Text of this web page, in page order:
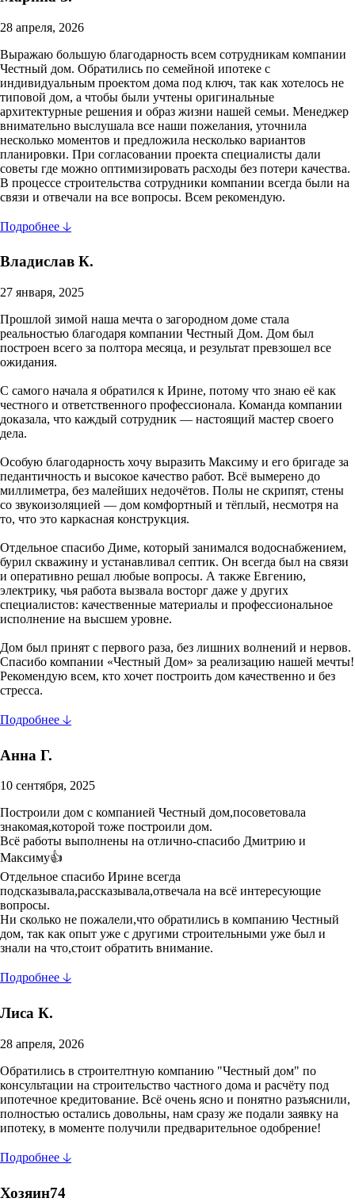
28 апреля, 2026
Выражаю большую благодарность всем сотрудникам компании
Честный дом. Обратились по семейной ипотеке с
индивидуальным проектом дома под ключ, так как хотелось не
типовой дом, а чтобы были учтены оригинальные
архитектурные решения и образ жизни нашей семьи. Менеджер
внимательно выслушала все наши пожелания, уточнила
несколько моментов и предложила несколько вариантов
планировки. При согласовании проекта специалисты дали
советы где можно оптимизировать расходы без потери качества.
В процессе строительства сотрудники компании всегда были на
связи и отвечали на все вопросы. Всем рекомендую.
Подробнее 🡣
Владислав К.
27 января, 2025
Прошлой зимой наша мечта о загородном доме стала
реальностью благодаря компании Честный Дом. Дом был
построен всего за полтора месяца, и результат превзошел все
ожидания.
С самого начала я обратился к Ирине, потому что знаю её как
честного и ответственного профессионала. Команда компании
доказала, что каждый сотрудник — настоящий мастер своего
дела.
Особую благодарность хочу выразить Максиму и его бригаде за
педантичность и высокое качество работ. Всё вымерено до
миллиметра, без малейших недочётов. Полы не скрипят, стены
со звукоизоляцией — дом комфортный и тёплый, несмотря на
то, что это каркасная конструкция.
Отдельное спасибо Диме, который занимался водоснабжением,
бурил скважину и устанавливал септик. Он всегда был на связи
и оперативно решал любые вопросы. А также Евгению,
электрику, чья работа вызвала восторг даже у других
специалистов: качественные материалы и профессиональное
исполнение на высшем уровне.
Дом был принят с первого раза, без лишних волнений и нервов.
Спасибо компании «Честный Дом» за реализацию нашей мечты!
Рекомендую всем, кто хочет построить дом качественно и без
стресса.
Подробнее 🡣
Анна Г.
10 сентября, 2025
Построили дом с компанией Честный дом,посоветовала
знакомая,которой тоже построили дом.
Всё работы выполнены на отлично-спасибо Дмитрию и
Максиму👍
Отдельное спасибо Ирине всегда
подсказывала,рассказывала,отвечала на всё интересующие
вопросы.
Ни сколько не пожалели,что обратились в компанию Честный
дом, так как опыт уже с другими строительными уже был и
знали на что,стоит обратить внимание.
Подробнее 🡣
Лиса К.
28 апреля, 2026
Обратились в строителтную компанию "Честный дом" по
консультации на строительство частного дома и расчёту под
ипотечное кредитование. Всё очень ясно и понятно разъяснили,
полностью остались довольны, нам сразу же подали заявку на
ипотеку, в моменте получили предварительное одобрение!
Подробнее 🡣
Хозяин74